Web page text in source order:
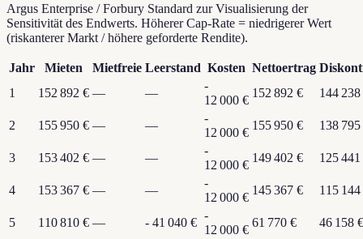
Argus Enterprise / Forbury Standard zur Visualisierung der
Sensitivität des Endwerts. Höherer Cap-Rate = niedrigerer Wert
(riskanterer Markt / höhere geforderte Rendite).
Jahr Mieten Mietfreie Leerstand Kosten Nettoertrag
1
152 892 € — —
-
12 000 €
152 892 € 144
2 155 950 € — —
-
12 000 €
155 950 € 138
3 153 402 € — —
-
12 000 €
149 402 € 125
4 153 367 € — —
-
12 000 €
145 367 € 115
5 110 810 € — - 41 040 €
-
12 000 €
61 770 € 46 158 €